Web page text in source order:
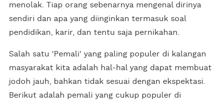
menolak. Tiap orang sebenarnya mengenal dirinya
sendiri dan apa yang diinginkan termasuk soal
pendidikan, karir, dan tentu saja pernikahan.
Salah satu 'Pemali' yang paling populer di kalangan
masyarakat kita adalah hal-hal yang dapat membuat
jodoh jauh, bahkan tidak sesuai dengan ekspektasi.
Berikut adalah pemali yang cukup populer di